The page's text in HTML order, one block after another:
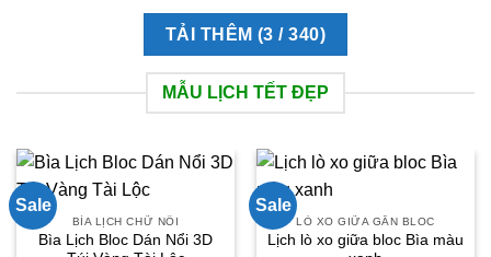
TẢI THÊM (3 / 340)
MẪU LỊCH TẾT ĐẸP
Sale
BÌA LỊCH CHỮ NỔI
Bìa Lịch Bloc Dán Nổi 3D
Sale
LÒ XO GIỮA GẮN BLOC
Lịch lò xo giữa bloc Bìa màu